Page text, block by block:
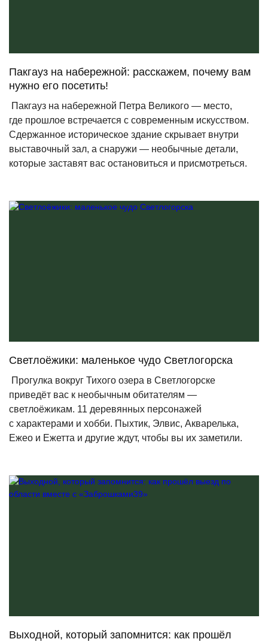
Пакгауз на набережной: расскажем, почему вам
нужно его посетить!
Пакгауз на набережной Петра Великого — место,
где прошлое встречается с современным искусством.
Сдержанное историческое здание скрывает внутри
выставочный зал, а снаружи — необычные детали,
которые заставят вас остановиться и присмотреться.
Светлоёжики: маленькое чудо Светлогорска
Прогулка вокруг Тихого озера в Светлогорске
приведёт вас к необычным обитателям —
светлоёжикам. 11 деревянных персонажей
с характерами и хобби. Пыхтик, Элвис, Акварелька,
Ежео и Ежетта и другие ждут, чтобы вы их заметили.
Выходной, который запомнится: как прошёл